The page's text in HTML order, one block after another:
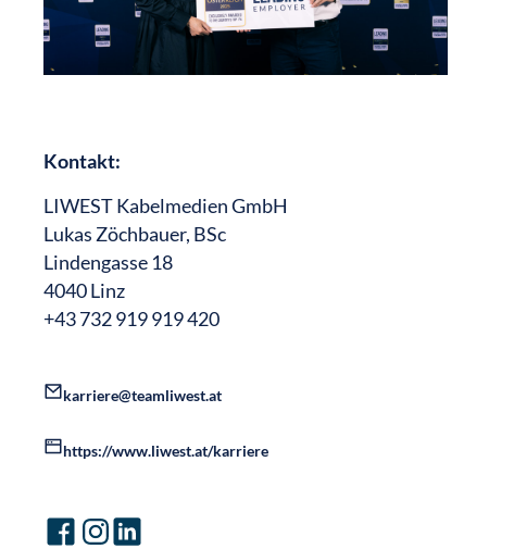
Kontakt:
LIWEST Kabelmedien GmbH
Lukas Zöchbauer, BSc
Lindengasse 18
4040 Linz
+43 732 919 919 420
karriere@teamliwest.at
https://www.liwest.at/karriere